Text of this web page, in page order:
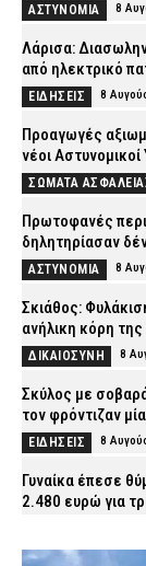
ΑΣΤΥΝΟΜΙΑ 8
Λάρισα:
από ηλεκτρικό
ΕΙΔΗΣΕΙΣ 8
Προαγωγές
νέοι
ΣΩΜΑΤΑ
Πρωτοφανές
δηλητηρίασαν
ΑΣΤΥΝΟΜΙΑ 8
Σκιάθος:
ανήλικη κόρη
ΔΙΚΑΙΟΣΥΝΗ 8
Σκύλος με
τον φρόντιζαν
ΕΙΔΗΣΕΙΣ 8
Γυναίκα έπεσε
2.480 ευρώ για